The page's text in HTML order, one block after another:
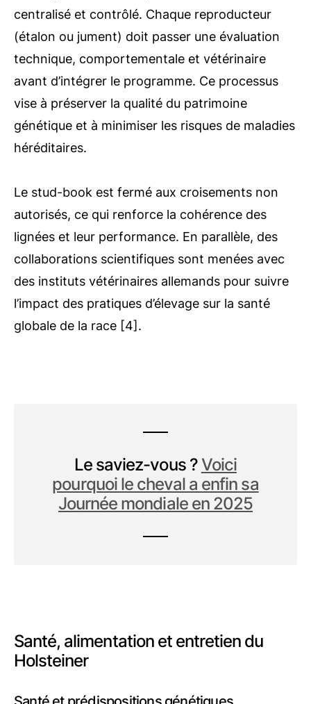
centralisé et contrôlé. Chaque reproducteur
(étalon ou jument) doit passer une évaluation
technique, comportementale et vétérinaire
avant d’intégrer le programme. Ce processus
vise à préserver la qualité du patrimoine
génétique et à minimiser les risques de maladies
héréditaires.
Le stud-book est fermé aux croisements non
autorisés, ce qui renforce la cohérence des
lignées et leur performance. En parallèle, des
collaborations scientifiques sont menées avec
des instituts vétérinaires allemands pour suivre
l’impact des pratiques d’élevage sur la santé
globale de la race [4].
Le saviez-vous ?Voici
pourquoi le cheval a enfin sa
Journée mondiale en 2025
Santé, alimentation et entretien du
Holsteiner